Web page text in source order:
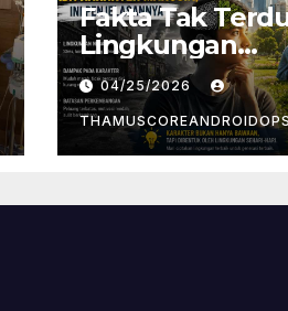
Fakta Tak
Lingkungan
Ternyata Punya
Pengaruh
Pada Karakter
Manusia, Ini
04/25/2026